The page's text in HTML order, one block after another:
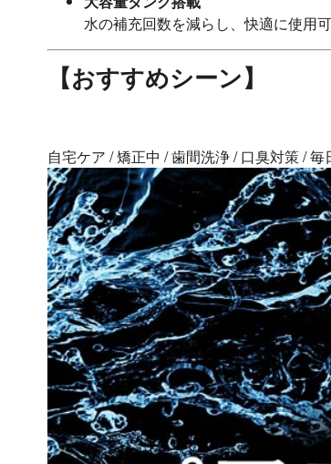
水の補充回数を減らし、快適に使用可
【おすすめシーン】
自宅ケア / 矯正中 / 歯間洗浄 / 口臭対策 / 毎